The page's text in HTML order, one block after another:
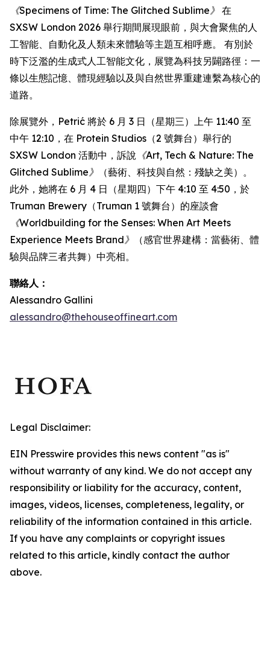
《Specimens of Time: The Glitched Sublime》 在
SXSW London 2026 舉行期間展現眼前，與大會聚焦的人
工智能、自動化及人類未來體驗等主題互相呼應。 有別於
時下泛濫的生成式人工智能文化，展覽為科技另闢路徑：一
條以生態記憶、體現經驗以及與自然世界重建連繫為核心的
道路。
除展覽外，Petrić 將於 6 月 3 日（星期三）上午 11:40 至
中午 12:10，在 Protein Studios（2 號舞台）舉行的
SXSW London 活動中，訴說 《Art, Tech & Nature: The
Glitched Sublime》
（藝術、科技與自然：殘缺之美）。
此外，她將在 6 月 4 日（星期四）下午 4:10 至 4:50，於
Truman Brewery（Truman 1 號舞台）的座談會
《Worldbuilding for the Senses: When Art Meets
Experience Meets Brand》
（感官世界建構：當藝術、體
驗與品牌三者共舞）中亮相。
聯絡人：
Alessandro Gallini
alessandro@thehouseoffineart.com
Legal Disclaimer:
EIN Presswire provides this news content "as is"
without warranty of any kind. We do not accept any
responsibility or liability for the accuracy, content,
images, videos, licenses, completeness, legality, or
reliability of the information contained in this article.
If you have any complaints or copyright issues
related to this article, kindly contact the author
above.